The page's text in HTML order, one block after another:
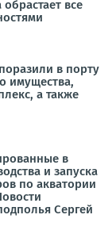
все
в порту
имущества,
а также
в
и запуска
по акватории
Сергей